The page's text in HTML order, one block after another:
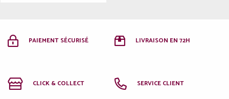
PAIEMENT SÉCURISÉ LIVRAISON EN 72H
CLICK & COLLECT SERVICE CLIENT